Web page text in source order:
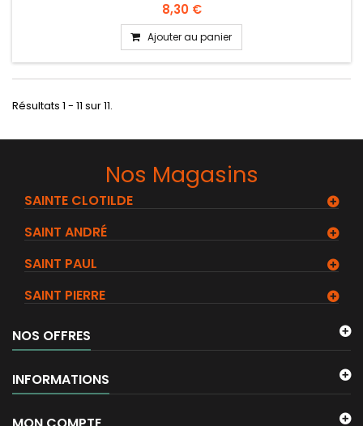
8,30 €
Ajouter au panier
Résultats 1 - 11 sur 11.
Nos Magasins
SAINTE CLOTILDE
SAINT ANDRÉ
SAINT PAUL
SAINT PIERRE
NOS OFFRES
INFORMATIONS